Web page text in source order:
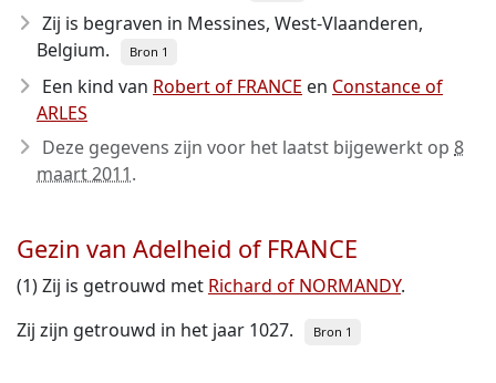
Zij is begraven in Messines, West-Vlaanderen,
Belgium.
Bron 1
Een kind van Robert of FRANCE en Constance of
ARLES
Deze gegevens zijn voor het laatst bijgewerkt op 8
maart 2011.
Gezin van Adelheid of FRANCE
(1) Zij is getrouwd met Richard of NORMANDY.
Zij zijn getrouwd in het jaar 1027.
Bron 1